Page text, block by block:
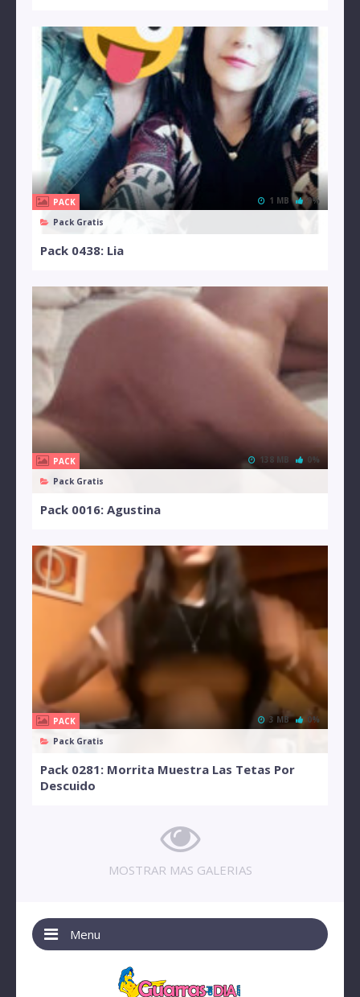
PACK
Pack Gratis
1 MB 0%
Pack 0438: Lia
PACK
Pack Gratis
138 MB 0%
Pack 0016: Agustina
PACK
Pack Gratis
3 MB 0%
Pack 0281: Morrita Muestra Las Tetas Por
Descuido
MOSTRAR MAS GALERIAS
Menu